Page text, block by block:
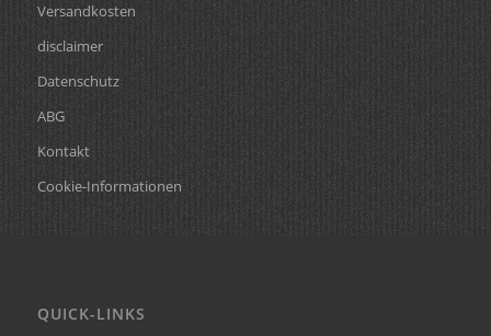
Versandkosten
disclaimer
Datenschutz
ABG
Kontakt
Cookie-Informationen
QUICK-LINKS